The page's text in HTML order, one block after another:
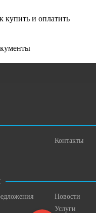
купить и оплатить
Контакты
Новости
Услуги